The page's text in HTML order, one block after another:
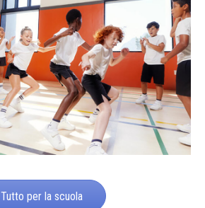
Tutto per la scuola